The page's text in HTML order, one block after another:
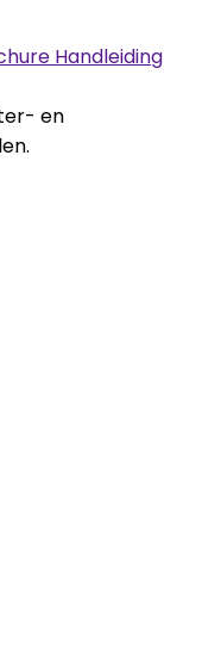
Handleiding
en